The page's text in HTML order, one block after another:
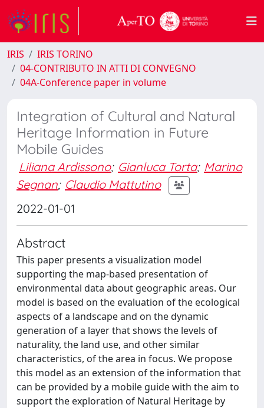
IRIS
IRIS TORINO
04-CONTRIBUTO IN ATTI DI CONVEGNO
04A-Conference paper in volume
Integration of Cultural and Natural
Heritage Information in Future
Mobile Guides
Liliana Ardissono; Gianluca Torta; Marino
Segnan; Claudio Mattutino
2022-01-01
Abstract
This paper presents a visualization model
supporting the map-based presentation of
environmental data about geographic areas. Our
model is based on the evaluation of the ecological
aspects of a landscape and on the dynamic
generation of a layer that shows the levels of
naturality, the land use, and other similar
characteristics, of the area in focus. We propose
this model as an extension of the information that
can be provided by a mobile guide with the aim to
support the exploration of Natural Heritage by